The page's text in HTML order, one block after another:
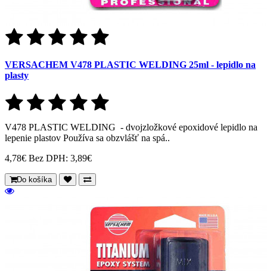
VERSACHEM V478 PLASTIC WELDING 25ml - lepidlo na
plasty
V478 PLASTIC WELDING - dvojzložkové epoxidové lepidlo na
lepenie plastov Používa sa obzvlášť na spá..
4,78€ Bez DPH: 3,89€
Do košíka